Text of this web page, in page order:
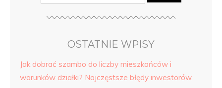
OSTATNIE WPISY
Jak dobrać szambo do liczby mieszkańców i
warunków działki? Najczęstsze błędy inwestorów.